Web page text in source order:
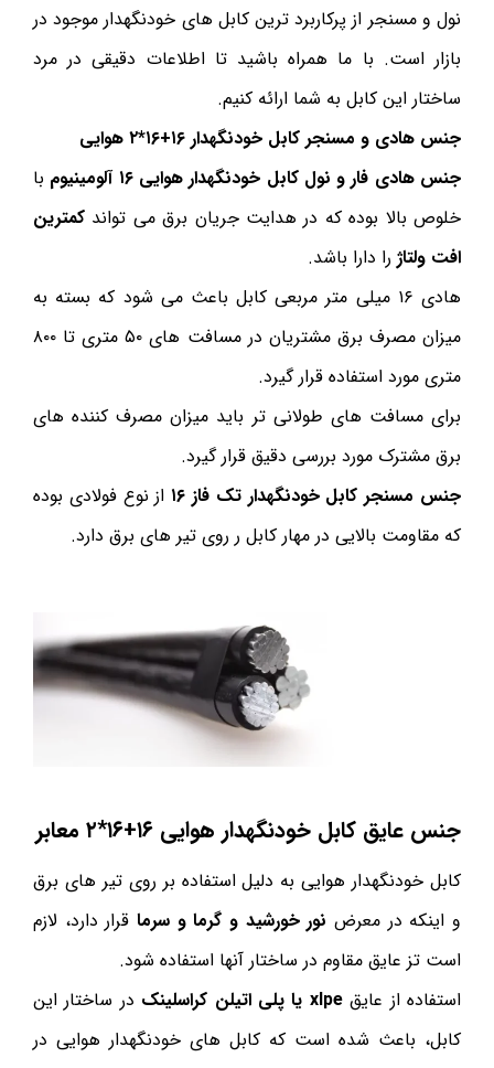
نول و مسنجر از پرکاربرد ترین کابل های خودنگهدار موجود در
بازار است. با ما همراه باشید تا اطلاعات دقیقی در مرد
ساختار این کابل به شما ارائه کنیم.
جنس هادی و مسنجر کابل خودنگهدار ۱۶+۱۶*۲ هوایی
جنس هادی فار و نول کابل خودنگهدار هوایی ۱۶ آلومینیوم
با
خلوص بالا بوده که در هدایت جریان برق می تواند کمترین
افت ولتاژ را دارا باشد.
هادی ۱۶ میلی متر مربعی کابل باعث می شود که بسته به
میزان مصرف برق مشتریان در مسافت های ۵۰ متری تا ۸۰۰
متری مورد استفاده قرار گیرد.
برای مسافت های طولانی تر باید میزان مصرف کننده های
برق مشترک مورد بررسی دقیق قرار گیرد.
جنس مسنجر کابل خودنگهدار تک فاز ۱۶
از نوع فولادی بوده
که مقاومت بالایی در مهار کابل ر روی تیر های برق دارد.
جنس عایق کابل خودنگهدار هوایی ۱۶+۱۶*۲ معابر
کابل خودنگهدار هوایی به دلیل استفاده بر روی تیر های برق
و اینکه در معرض نور خورشید و گرما و سرما قرار دارد، لازم
است تز عایق مقاوم در ساختار آنها استفاده شود.
استفاده از عایقxlpe یا پلی اتیلن کراسلینک
در ساختار این
کابل، باعث شده است که کابل های خودنگهدار هوایی در